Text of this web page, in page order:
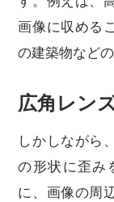
画像に収める
の建築物など
広角レン
しかしながら
の形状に歪み
に、画像の周